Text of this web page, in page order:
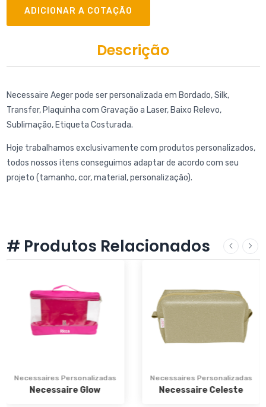
ADICIONAR A COTAÇÃO
Descrição
Necessaire Aeger pode ser personalizada em Bordado, Silk,
Transfer, Plaquinha com Gravação a Laser, Baixo Relevo,
Sublimação, Etiqueta Costurada.
Hoje trabalhamos exclusivamente com produtos personalizados,
todos nossos itens conseguimos adaptar de acordo com seu
projeto (tamanho, cor, material, personalização).
# Produtos Relacionados
Necessaires Personalizadas
Necessaire Glow
Necessaires Personalizadas
Necessaire Celeste